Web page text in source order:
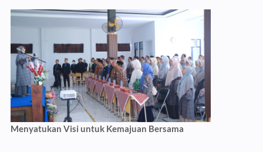
Menyatukan Visi untuk Kemajuan Bersama